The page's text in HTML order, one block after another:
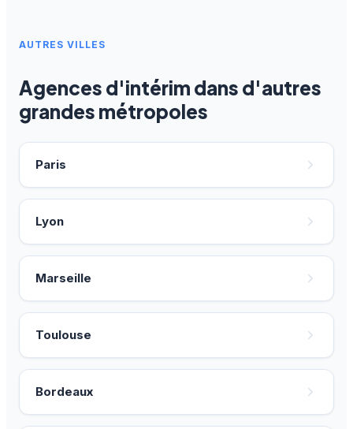
AUTRES VILLES
Agences d'intérim dans d'autres
grandes métropoles
Paris
Lyon
Marseille
Toulouse
Bordeaux